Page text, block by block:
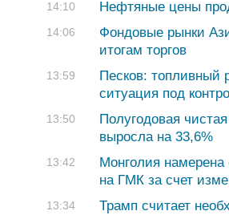
14:10 Нефтяные цены
14:06
Фондовые рынки
итогам торгов
13:59
Песков: топливный
ситуация под
13:50
Полугодовая
выросла на 33,6%
13:42
Монголия намерена
на ГМК за счет
13:34
Трамп считает